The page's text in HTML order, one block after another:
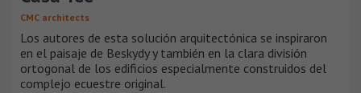
CMC architects
Los autores de esta solución arquitectónica se inspiraron
en el paisaje de Beskydy y también en la clara división
ortogonal de los edificios especialmente construidos del
complejo ecuestre original.